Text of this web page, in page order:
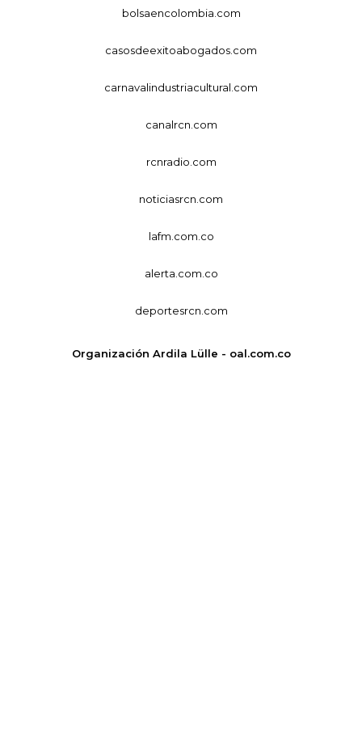
bolsaencolombia.com
casosdeexitoabogados.com
carnavalindustriacultural.com
canalrcn.com
rcnradio.com
noticiasrcn.com
lafm.com.co
alerta.com.co
deportesrcn.com
Organización Ardila Lülle - oal.com.co